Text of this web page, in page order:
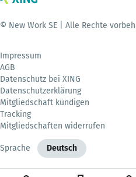
© New Work SE | Alle Rechte
Impressum
AGB
Datenschutz bei XING
Datenschutzerklärung
Mitgliedschaft kündigen
Tracking
Mitgliedschaften widerrufen
Sprache Deutsch